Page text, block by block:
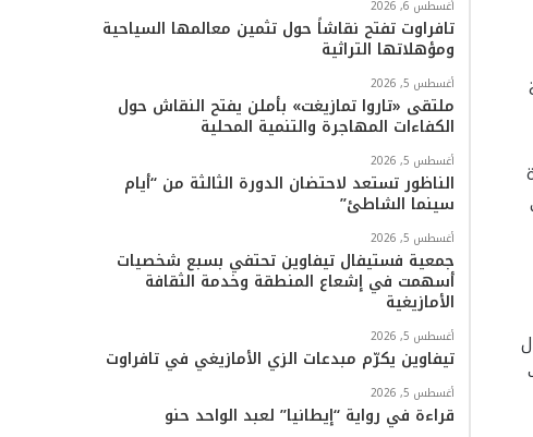
ا
أغسطس 6, 2026
تافراوت تفتح نقاشاً حول تثمين معالمها السياحية
ومؤهلاتها التراثية
أغسطس 5, 2026
ملتقى «تاروا تمازيغت» بأملن يفتح النقاش حول
الكفاءات المهاجرة والتنمية المحلية
أغسطس 5, 2026
الناظور تستعد لاحتضان الدورة الثالثة من “أيام
سينما الشاطئ”
أغسطس 5, 2026
جمعية فستيفال تيفاوين تحتفي بسبع شخصيات
أسهمت في إشعاع المنطقة وخدمة الثقافة
الأمازيغية
أغسطس 5, 2026
تيفاوين يكرّم مبدعات الزي الأمازيغي في تافراوت
أغسطس 5, 2026
قراءة في رواية “إيطانيا” لعبد الواحد حنو